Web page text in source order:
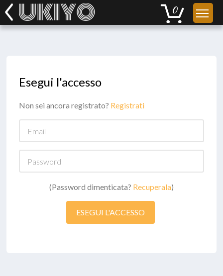
Esegui l'accesso
Non sei ancora registrato? Registrati
(Password dimenticata? Recuperala)